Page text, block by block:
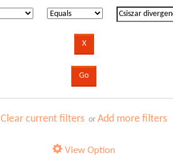
Clear current filters orAdd more filters
View Option